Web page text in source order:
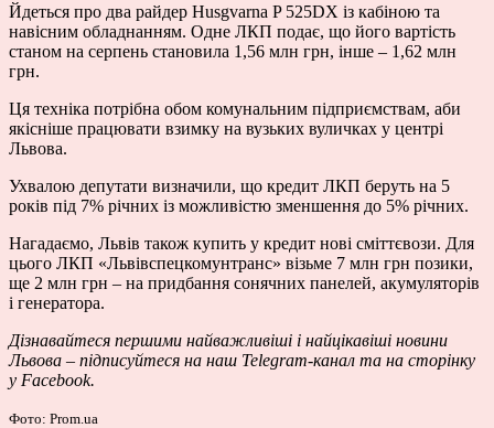
Йдеться про два райдер Husgvarna P 525DX із кабіною та
навісним обладнанням. Одне ЛКП подає, що його вартість
станом на серпень становила 1,56 млн грн, інше – 1,62 млн
грн.
Ця техніка потрібна обом комунальним підприємствам, аби
якісніше працювати взимку на вузьких вуличках у центрі
Львова.
Ухвалою депутати визначили, що кредит ЛКП беруть на 5
років під 7% річних із можливістю зменшення до 5% річних.
Нагадаємо, Львів також купить у кредит нові сміттєвози. Для
цього ЛКП «Львівспецкомунтранс» візьме 7 млн грн позики,
ще 2 млн грн – на придбання сонячних панелей, акумуляторів
і генератора.
Дізнавайтеся першими найважливіші і найцікавіші новини
Львова – підписуйтеся на наш Telegram-канал та на сторінку
у Facebook.
Фото: Prom.ua